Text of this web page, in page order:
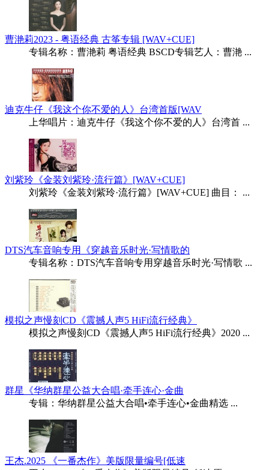
曹滟莉2023 - 粤语经典 古筝专辑 [WAV+CUE]
专辑名称：曹滟莉 粤语经典 BSCD专辑艺人：曹滟 ...
迪克牛仔《我这个你不爱的人》台湾首版[WAV
上华唱片：迪克牛仔《我这个你不爱的人》台湾首 ...
刘紫玲《金装刘紫玲·流行篇》[WAV+CUE]
刘紫玲《金装刘紫玲·流行篇》[WAV+CUE] 曲目： ...
DTS汽车音响专用《穿越音乐时光·写情歌的
专辑名称：DTS汽车音响专用穿越音乐时光·写情歌 ...
模拟之声慢刻CD《震撼人声5 HiFi流行经典》
模拟之声慢刻CD《震撼人声5 HiFi流行经典》2020 ...
群星《华纳群星公益大合唱·牵手连心·金曲
专辑：华纳群星公益大合唱•牵手连心•金曲精选 ...
王杰.2025 《一番杰作》美版限量编号[低速